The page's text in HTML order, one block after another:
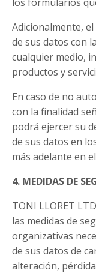
Adicionalmente,
de sus datos con
cualquier medio,
productos y
En caso de no
con la finalidad
podrá ejercer su
de sus datos en
más adelante en
4. MEDIDAS DE
TONI LLORET LTD
las medidas de
organizativas
de sus datos de
alteración,